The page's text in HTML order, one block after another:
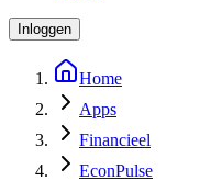
Inloggen
Home
Apps
Financieel
EconPulse